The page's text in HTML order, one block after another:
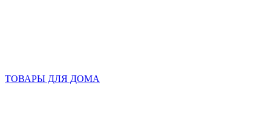
ТОВАРЫ ДЛЯ ДОМА